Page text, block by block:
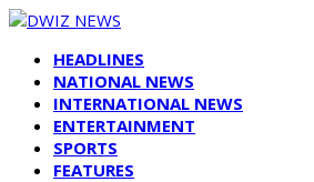
HEADLINES
NATIONAL NEWS
INTERNATIONAL NEWS
ENTERTAINMENT
SPORTS
FEATURES